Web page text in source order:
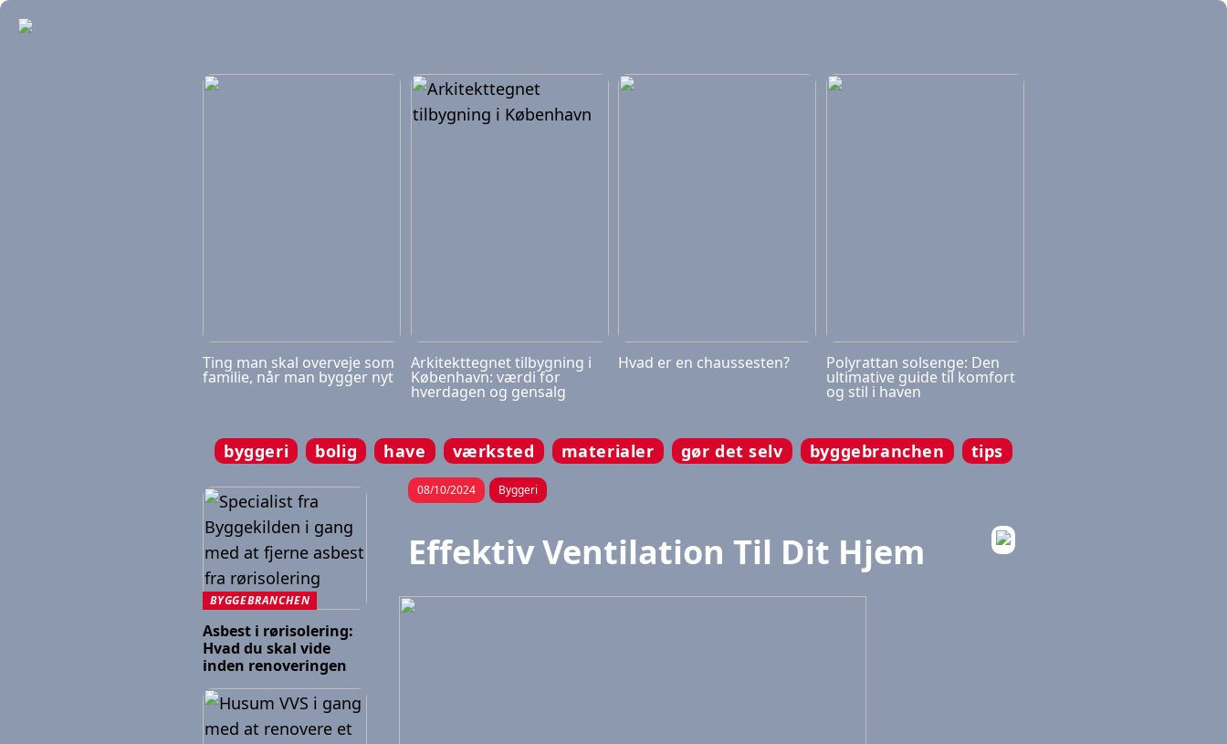
Ting man skal overveje som
familie, når man bygger nyt
Arkitekttegnet tilbygning i
København: værdi for
hverdagen og gensalg
Hvad er en chaussesten? Polyrattan solsenge: Den
ultimative guide til komfort
og stil i haven
byggeri bolig have værksted materialer gør det selv byggebranchen tips
08/10/2024 Byggeri
Effektiv Ventilation Til Dit Hjem
BYGGEBRANCHEN
Asbest i rørisolering:
Hvad du skal vide
inden renoveringen